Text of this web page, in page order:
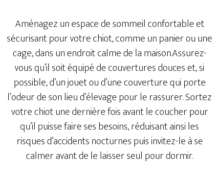
Aménagez un espace de sommeil confortable et
sécurisant pour votre chiot, comme un panier ou une
cage, dans un endroit calme de la maison.Assurez-
vous qu’il soit équipé de couvertures douces et, si
possible, d’un jouet ou d’une couverture qui porte
l’odeur de son lieu d’élevage pour le rassurer. Sortez
votre chiot une dernière fois avant le coucher pour
qu’il puisse faire ses besoins, réduisant ainsi les
risques d’accidents nocturnes puis invitez-le à se
calmer avant de le laisser seul pour dormir.